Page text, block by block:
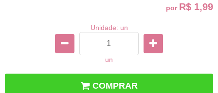
por R$ 1,99
Unidade: un
un
COMPRAR